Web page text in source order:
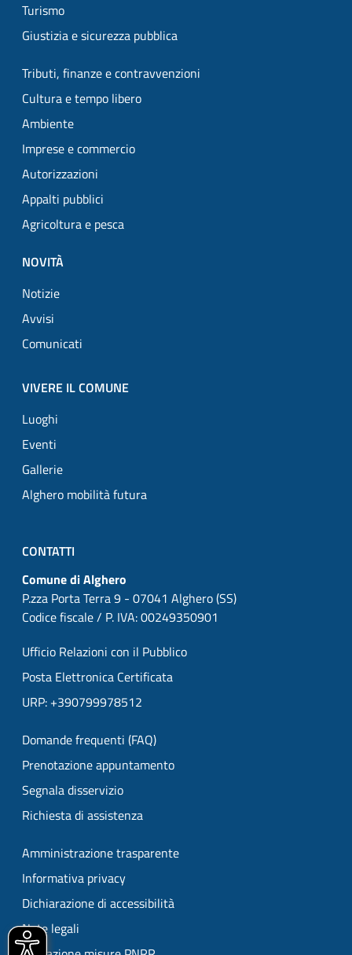
Turismo
Giustizia e sicurezza pubblica
Tributi, finanze e contravvenzioni
Cultura e tempo libero
Ambiente
Imprese e commercio
Autorizzazioni
Appalti pubblici
Agricoltura e pesca
NOVITÀ
Notizie
Avvisi
Comunicati
VIVERE IL COMUNE
Luoghi
Eventi
Gallerie
Alghero mobilità futura
CONTATTI
Comune di Alghero
P.zza Porta Terra 9 - 07041 Alghero (SS)
Codice fiscale / P. IVA: 00249350901
Ufficio Relazioni con il Pubblico
Posta Elettronica Certificata
URP: +390799978512
Domande frequenti (FAQ)
Prenotazione appuntamento
Segnala disservizio
Richiesta di assistenza
Amministrazione trasparente
Informativa privacy
Dichiarazione di accessibilità
Note legali